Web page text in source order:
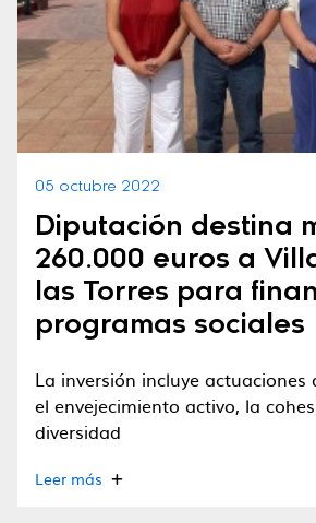
05 octubre 2022
Diputación destina
260.000 euros a
las Torres para
programas sociales
La inversión incluye actuaciones
el envejecimiento activo, la
diversidad
Leer más